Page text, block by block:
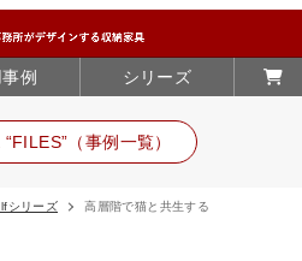
例 シリーズ
（事例一覧）
シリーズ 高層階で猫と共生する